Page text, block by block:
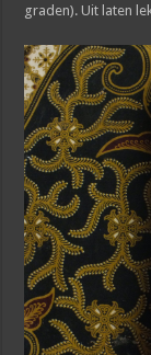
graden). Uit laten